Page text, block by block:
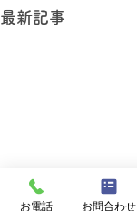
最新記事
お電話 お問合わせ